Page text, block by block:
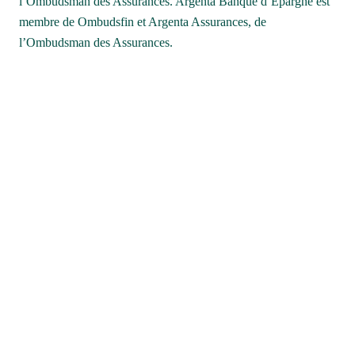
membre de Ombudsfin et Argenta Assurances, de
l’Ombudsman des Assurances.